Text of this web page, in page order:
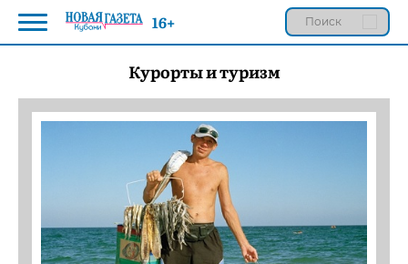
Курорты и туризм
16+